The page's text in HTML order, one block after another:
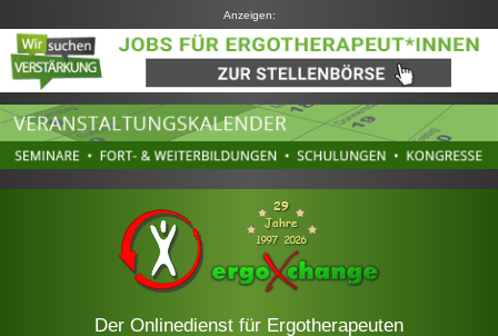
Anzeigen:
Der Onlinedienst für Ergotherapeuten